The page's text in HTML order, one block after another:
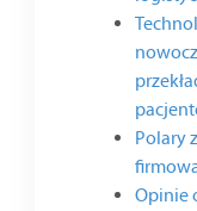
Polary
Opinie